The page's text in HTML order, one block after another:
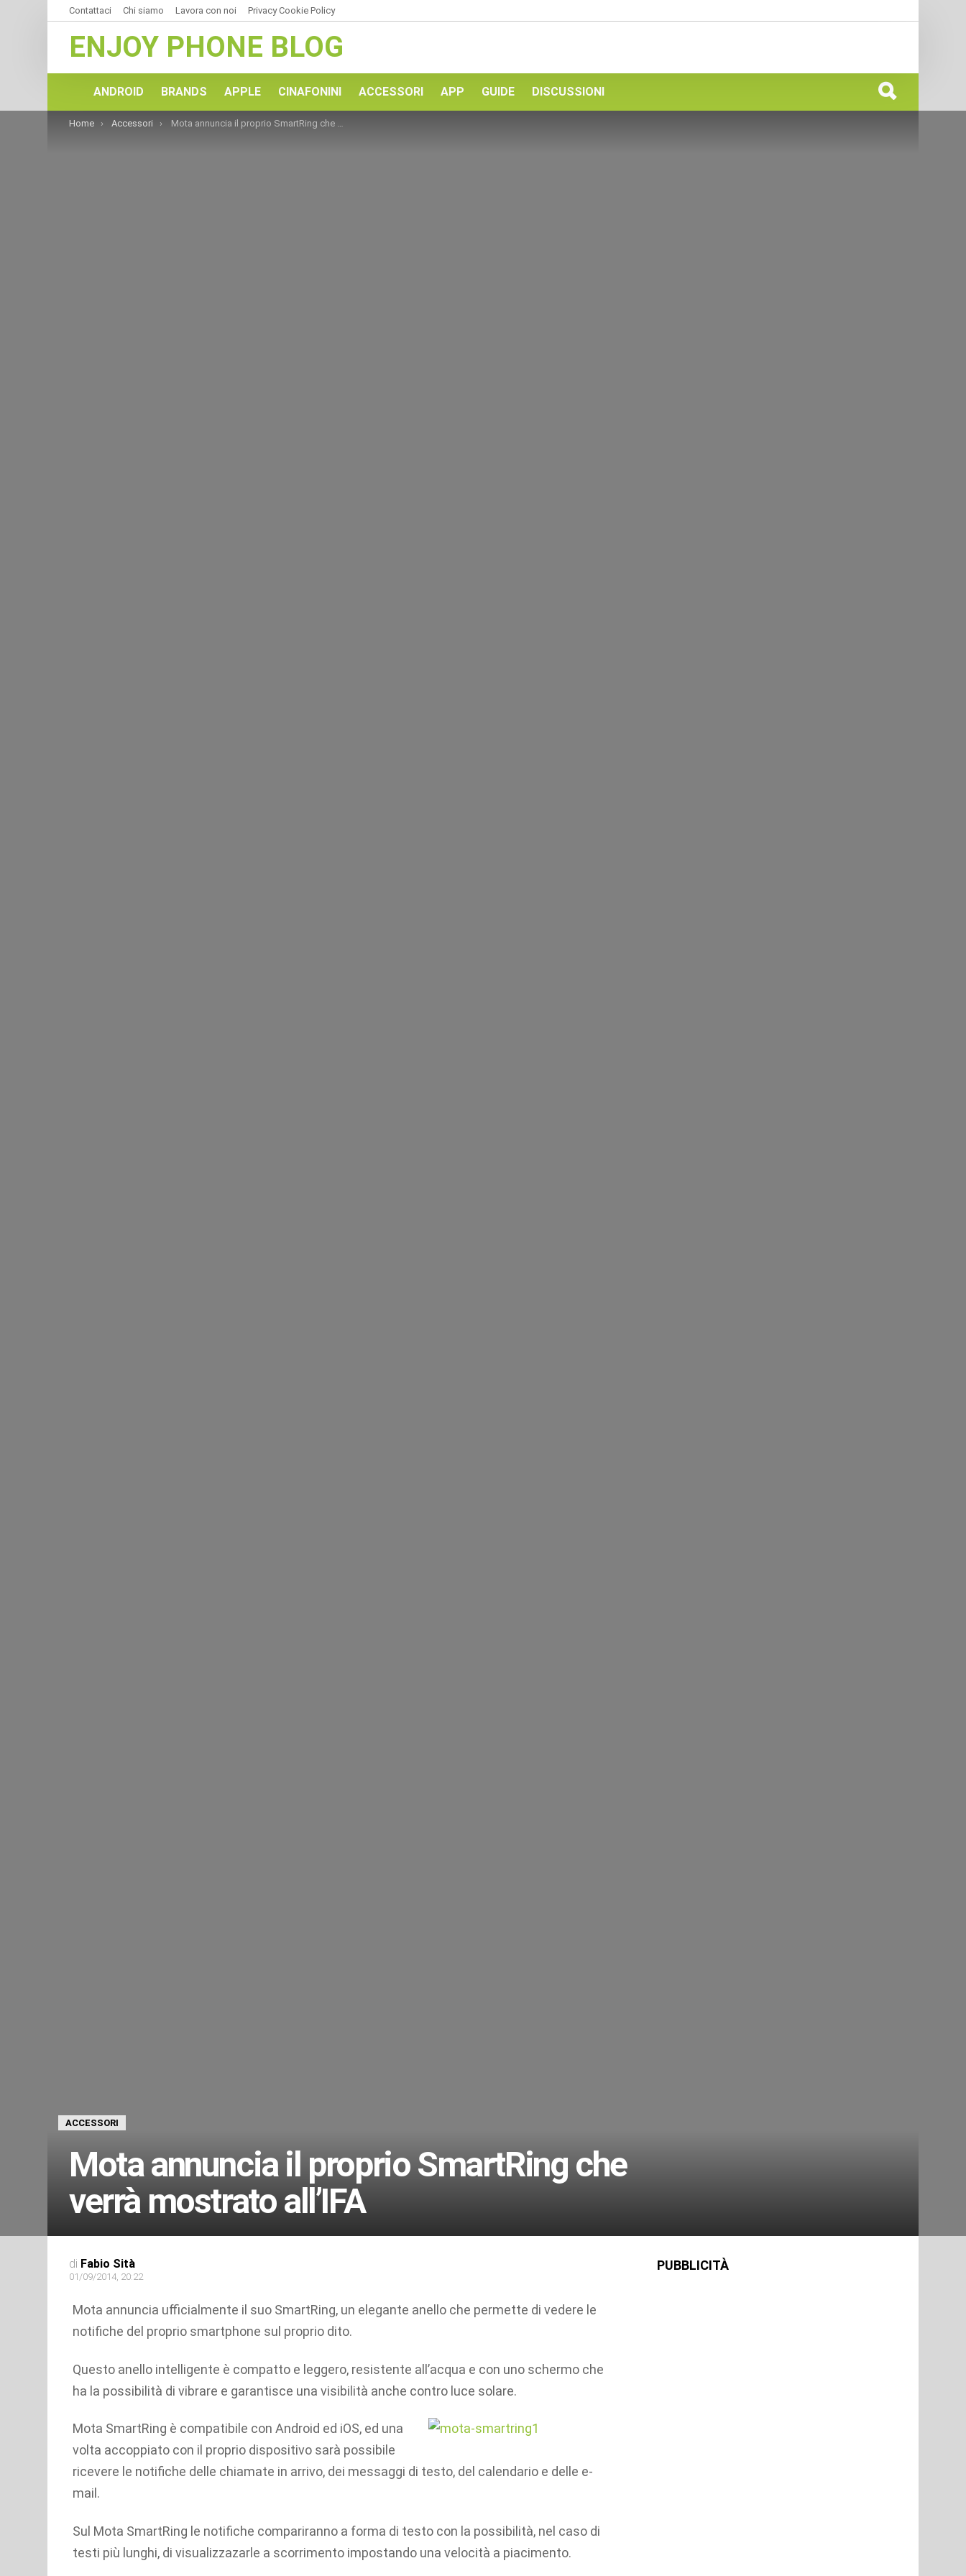
Contattaci Chi siamo Lavora con noi Privacy Cookie Policy
ENJOY PHONE BLOG
ANDROID BRANDS APPLE CINAFONINI ACCESSORI APP GUIDE DISCUSSIONI
You are here:
Home Accessori Mota annuncia il proprio SmartRing che verrà mostrato all’IFA
ACCESSORI
Mota annuncia il proprio SmartRing che
verrà mostrato all’IFA
di Fabio Sità
01/09/2014, 20:22
Mota annuncia ufficialmente il suo SmartRing, un elegante anello che permette di vedere le
notifiche del proprio smartphone sul proprio dito.
Questo anello intelligente è compatto e leggero, resistente all’acqua e con uno schermo che
ha la possibilità di vibrare e garantisce una visibilità anche contro luce solare.
Mota SmartRing è compatibile con Android ed iOS, ed una
volta accoppiato con il proprio dispositivo sarà possibile
ricevere le notifiche delle chiamate in arrivo, dei messaggi di testo, del calendario e delle e-
mail.
Sul Mota SmartRing le notifiche compariranno a forma di testo con la possibilità, nel caso di
testi più lunghi, di visualizzazarle a scorrimento impostando una velocità a piacimento.
PUBBLICITÀ